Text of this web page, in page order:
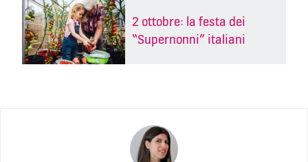
2 ottobre: la festa dei
“Supernonni” italiani